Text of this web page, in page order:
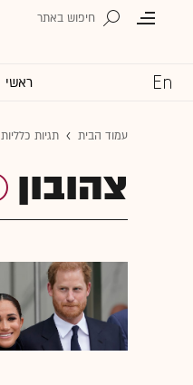
ראשי
עמוד הבית תגיות כלליות
צהובון